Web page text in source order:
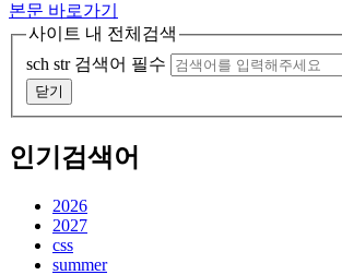
본문 바로가기
사이트 내 전체검색
sch str 검색어 필수
닫기
인기검색어
2026
2027
css
summer